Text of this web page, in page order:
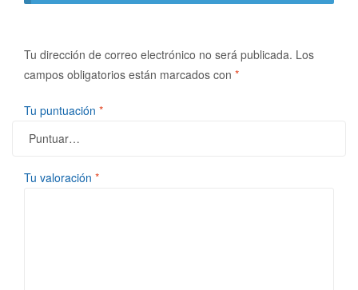
Tu dirección de correo electrónico no será publicada. Los
campos obligatorios están marcados con *
Tu puntuación *
Tu valoración *